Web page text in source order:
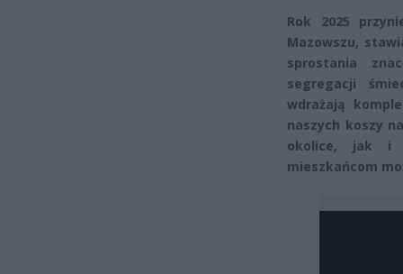
Rok 2025
Mazowszu,
sprostania
segregacji
wdrażają
naszych koszy
okolice, jak i
mieszkańcom